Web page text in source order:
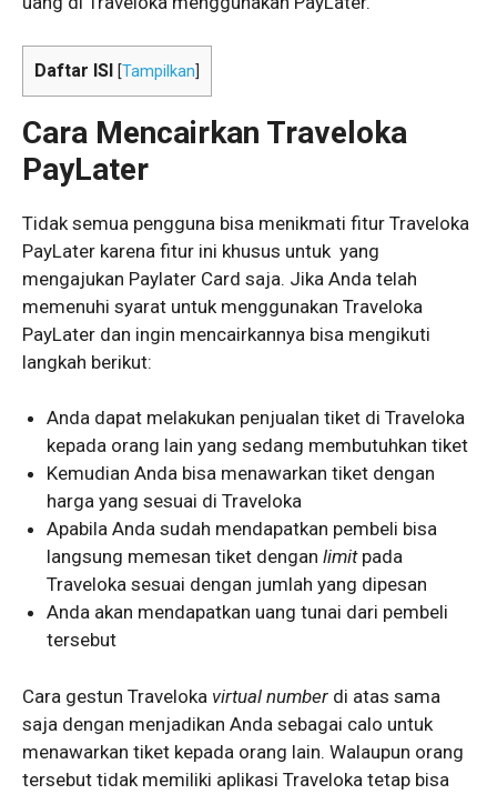
Daftar ISI [Tampilkan
Cara Mencairkan Traveloka
PayLater
Tidak semua pengguna bisa menikmati fitur Traveloka
PayLater karena fitur ini khusus untuk yang
mengajukan Paylater Card saja. Jika Anda telah
memenuhi syarat untuk menggunakan Traveloka
PayLater dan ingin mencairkannya bisa mengikuti
langkah berikut:
Anda dapat melakukan penjualan tiket di Traveloka
kepada orang lain yang sedang membutuhkan tiket
Kemudian Anda bisa menawarkan tiket dengan
harga yang sesuai di Traveloka
Apabila Anda sudah mendapatkan pembeli bisa
langsung memesan tiket denganlimit pada
Traveloka sesuai dengan jumlah yang dipesan
Anda akan mendapatkan uang tunai dari pembeli
tersebut
Cara gestun Traveloka virtual number di atas sama
saja dengan menjadikan Anda sebagai calo untuk
menawarkan tiket kepada orang lain. Walaupun orang
tersebut tidak memiliki aplikasi Traveloka tetap bisa